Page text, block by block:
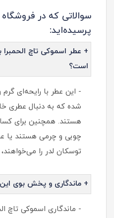
سوالاتی که در
پرسیده‌اید:
+ عطر اسموکی تاچ
است؟
- این عطر با رایحه‌ای گرم
شده که به دنبال عطری
هستند. همچنین برای
چوبی و چرمی هستند یا
توسکان لدر را
+ ماندگاری و پخش بوی
- ماندگاری اسموکی تاچ